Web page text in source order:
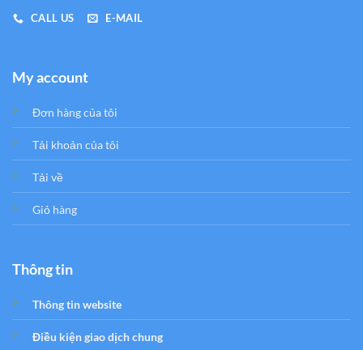
CALL US E-MAIL
My account
Đơn hàng của tôi
Tải khoản của tôi
Tải về
Giỏ hàng
Thông tin
Thông tin website
Điều kiện giao dịch chung